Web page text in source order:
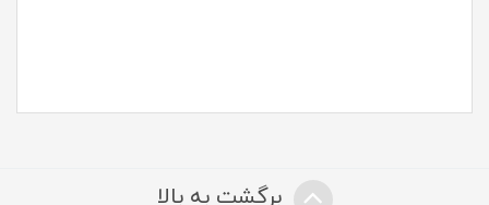
برگشت به بالا